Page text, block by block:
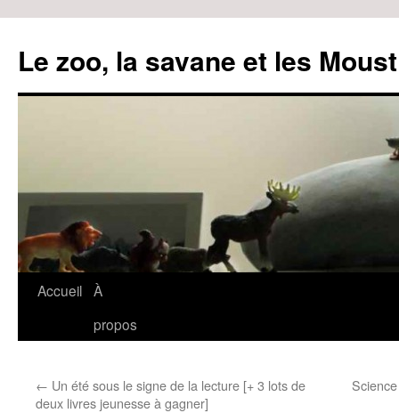
Le zoo, la savane et les
Aller
Accueil À
propos
← Un été sous le signe de la lecture [+ 3 lots de
deux livres jeunesse à gagner]